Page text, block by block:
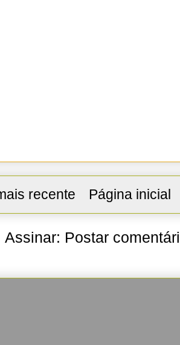
recente Página inicial
Assinar: Postar